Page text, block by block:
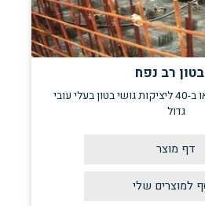
בטון רב נפח
בטון מובא מסוג ב-30 או ב-40 ליציקות גושי בטון בעלי עובי
גדול
דף מוצר